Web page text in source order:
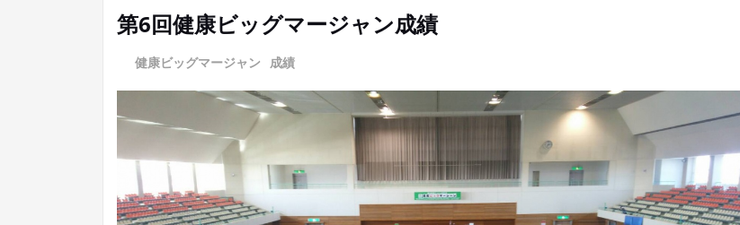
第6回健康ビッグマージャン成績
健康ビッグマージャン 成績